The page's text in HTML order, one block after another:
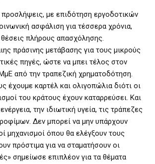
προσλήψεις, με επιδότηση εργοδοτικών
ασφάλιση για τέσσερα χρόνια,
θέσεις πλήρους απασχόλησης.
πράσινης μετάβασης για τους μικρούς
πηγές, ώστε να μπει τέλος στον
από την τραπεζική χρηματοδότηση.
έχουμε καρτέλ και ολιγοπώλια διότι οι
του κράτους έχουν καταρρεύσει. Και
την ιδιωτική υγεία, τις τράπεζες
Δεν μπορεί να μην υπάρχουν
μηχανισμοί όπου θα ελέγξουν τους
πρόστιμα για να σταματήσουν οι
σημείωσε επιπλέον για τα θέματα